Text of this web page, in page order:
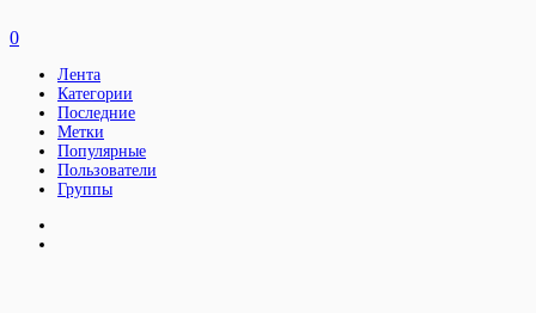
0
Лента
Категории
Последние
Метки
Популярные
Пользователи
Группы